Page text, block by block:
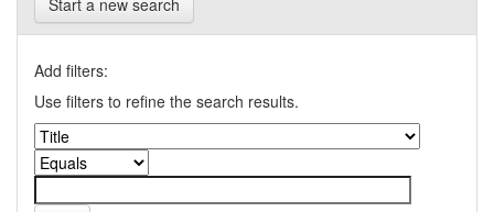
Start a new search
Add filters:
Use filters to refine the search results.